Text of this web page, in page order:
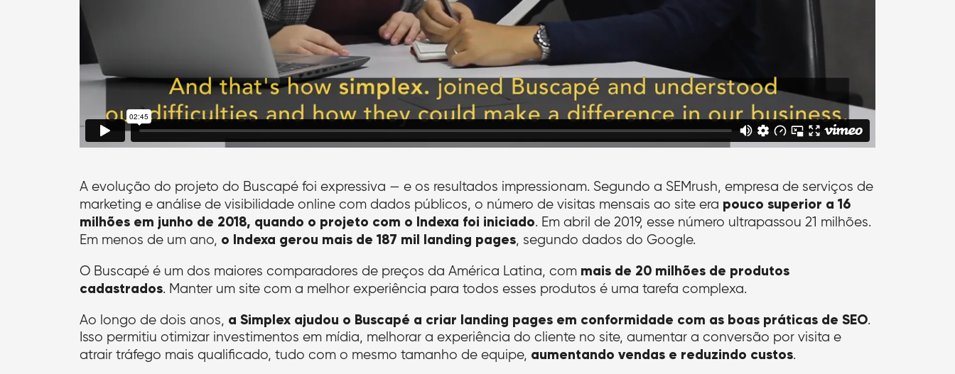
A evolução do projeto do Buscapé foi expressiva — e os resultados impressionam. Segundo a SEMrush, empresa de serviços de
marketing e análise de visibilidade online com dados públicos, o número de visitas mensais ao site era pouco superior a 16
milhões em junho de 2018, quando o projeto com o Indexa foi iniciado. Em abril de 2019, esse número ultrapassou 21 milhões.
Em menos de um ano, o Indexa gerou mais de 187 mil landing pages, segundo dados do Google.
O Buscapé é um dos maiores comparadores de preços da América Latina, com mais de 20 milhões de produtos
cadastrados. Manter um site com a melhor experiência para todos esses produtos é uma tarefa complexa.
Ao longo de dois anos, a Simplex ajudou o Buscapé a criar landing pages em conformidade com as boas práticas de SEO.
Isso permitiu otimizar investimentos em mídia, melhorar a experiência do cliente no site, aumentar a conversão por visita e
atrair tráfego mais qualificado, tudo com o mesmo tamanho de equipe, aumentando vendas e reduzindo custos.